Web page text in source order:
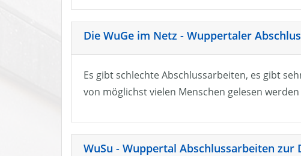
Die WuGe im Netz - Wuppertaler
Es gibt schlechte Abschlussarbeiten, es gibt
von möglichst vielen Menschen gelesen
WuSu - Wuppertal Abschlussarbeiten